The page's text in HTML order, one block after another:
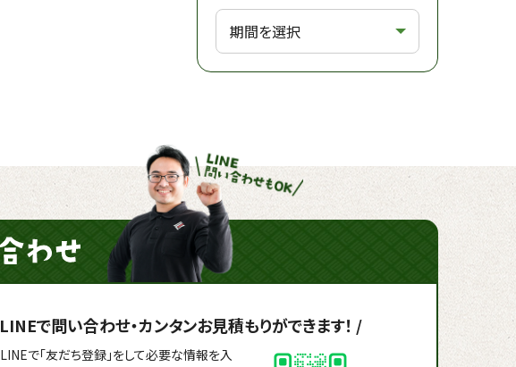
LINEで問い合わせ・カンタンお見積もりができます！ /
LINEで「友だち登録」をして必要な情報を入